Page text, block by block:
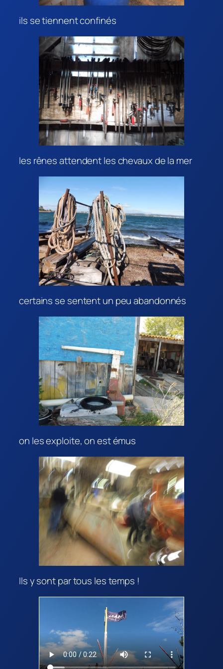
ils se tiennent confinés
les rênes attendent les chevaux de la mer
certains se sentent un peu abandonnés
on les exploite, on est émus
Ils y sont par tous les temps !